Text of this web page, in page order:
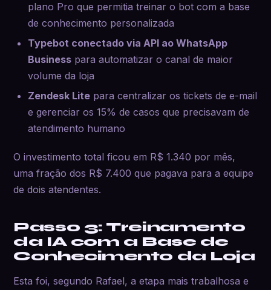
plano Pro que permitia treinar o bot com a base
de conhecimento personalizada
Typebot conectado via API ao WhatsApp
Business para automatizar o canal de maior
volume da loja
Zendesk Lite para centralizar os tickets de e-mail
e gerenciar os 15% de casos que precisavam de
atendimento humano
O investimento total ficou em R$ 1.340 por mês,
uma fração dos R$ 7.400 que pagava para a equipe
de dois atendentes.
Passo 3: Treinamento
da IA com a Base de
Conhecimento da Loja
Esta foi, segundo Rafael, a etapa mais trabalhosa e